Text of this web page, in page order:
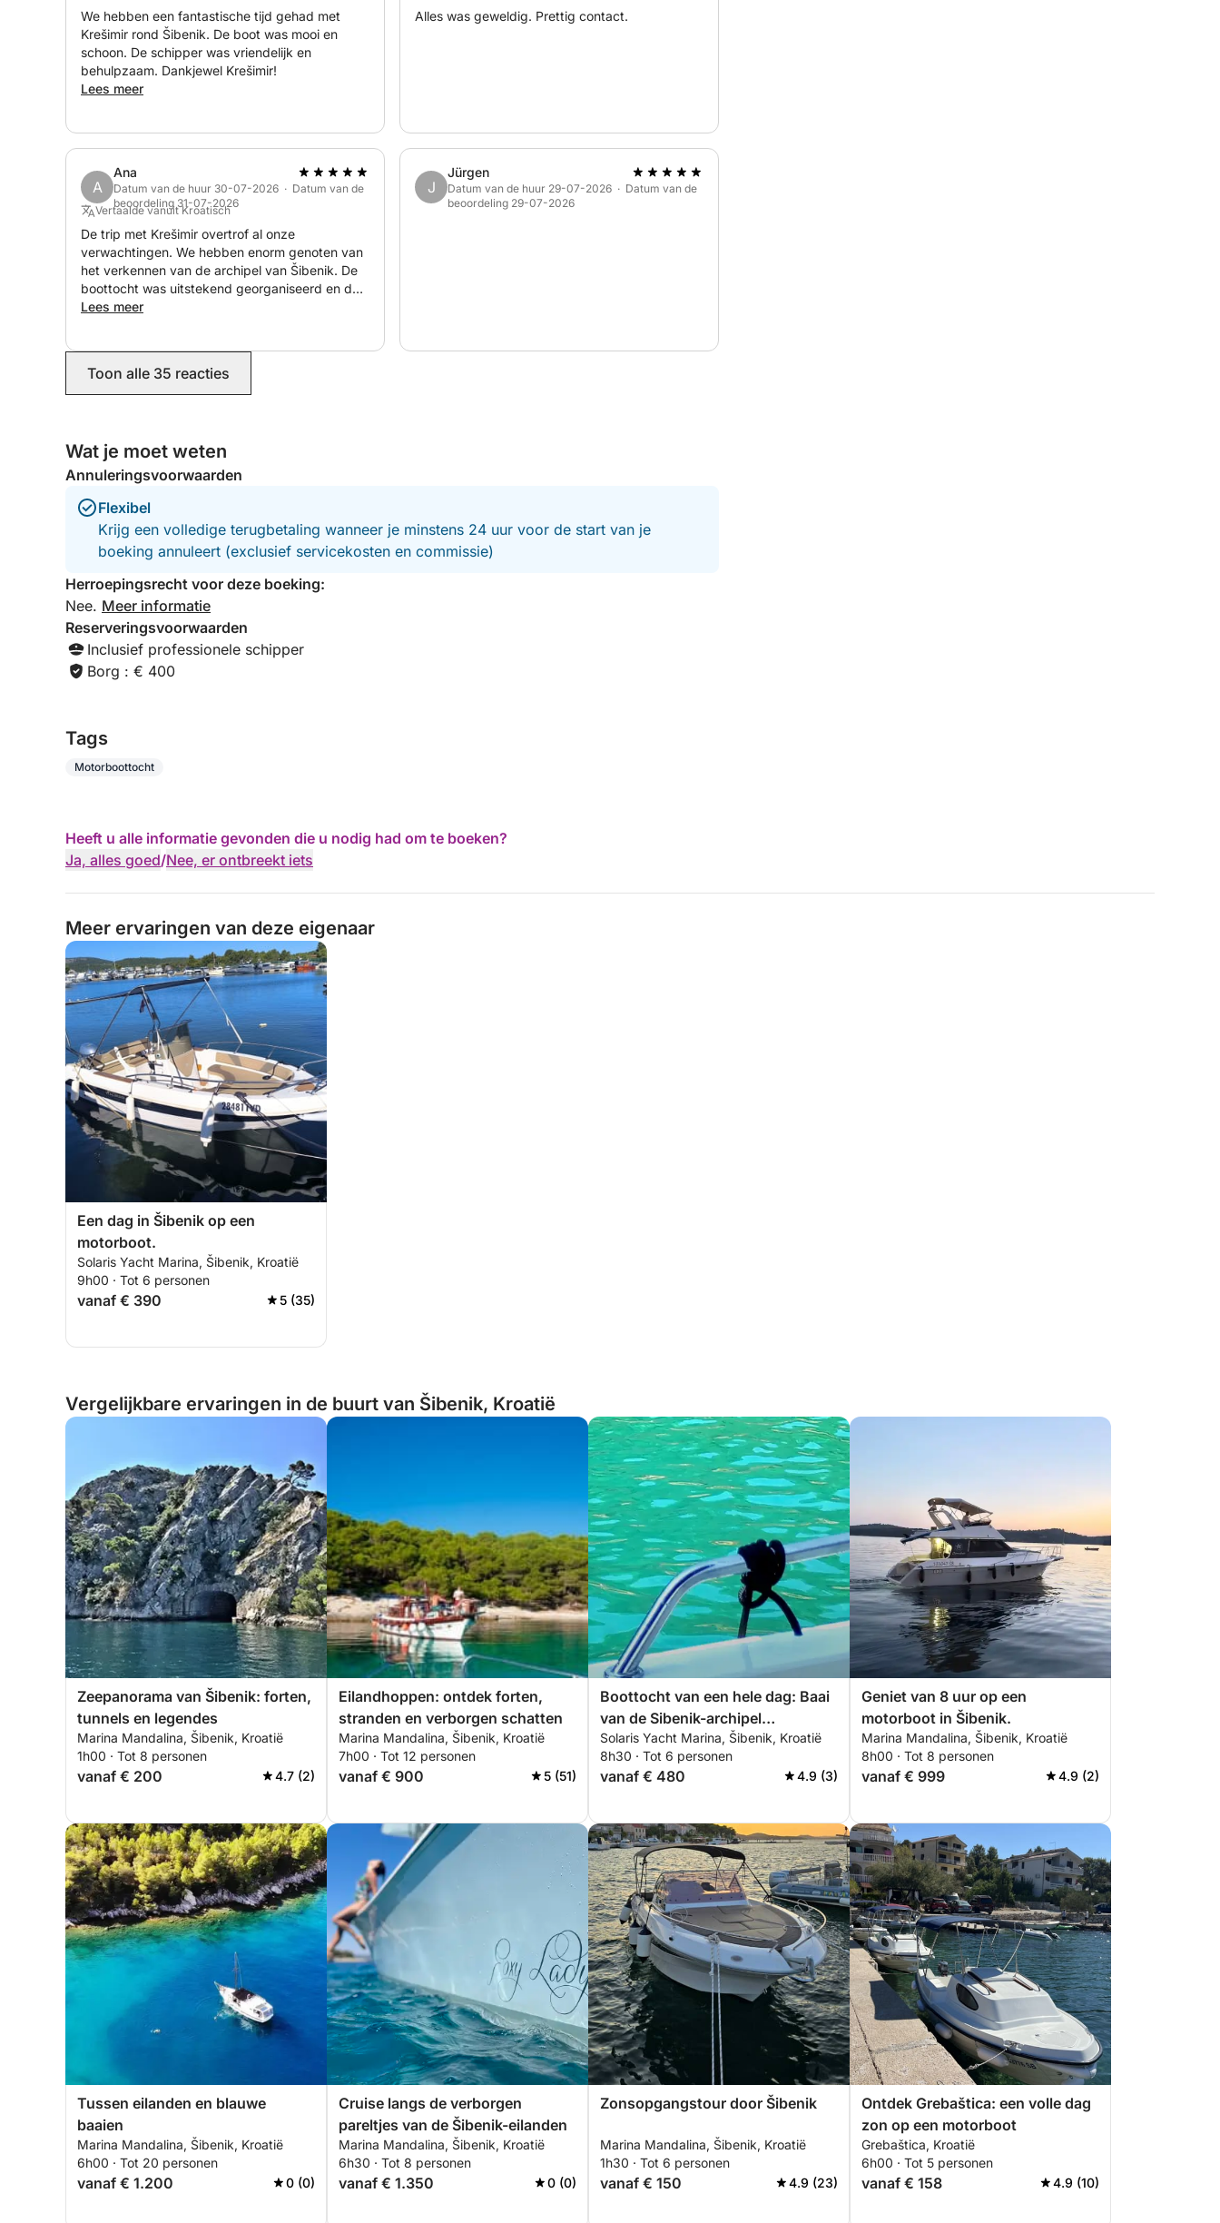
We hebben een fantastische tijd gehad met
Krešimir rond Šibenik. De boot was mooi en
schoon. De schipper was vriendelijk en
behulpzaam. Dankjewel Krešimir!
Lees meer
Alles was geweldig. Prettig contact.
A
Ana
Datum van de huur 30-07-2026 · Datum van de
beoordeling 31-07-2026
Vertaalde vanuit Kroatisch
De trip met Krešimir overtrof al onze
verwachtingen. We hebben enorm genoten van
het verkennen van de archipel van Šibenik. De
boottocht was uitstekend georganiseerd en de
boot was schoon, comfortabel en perfect om te
onvergetelijk.
Lees meer
J
Jürgen
Datum van de huur 29-07-2026 · Datum van de
beoordeling 29-07-2026
Toon alle 35 reacties
Wat je moet weten
Annuleringsvoorwaarden
Flexibel
Krijg een volledige terugbetaling wanneer je minstens 24 uur voor de start van je
boeking annuleert (exclusief servicekosten en commissie)
Herroepingsrecht voor deze boeking:
Nee. Meer informatie
Reserveringsvoorwaarden
Inclusief professionele schipper
Borg : € 400
Tags
Motorboottocht
Heeft u alle informatie gevonden die u nodig had om te boeken?
Ja, alles goed/Nee, er ontbreekt iets
Meer ervaringen van deze eigenaar
Een dag in Šibenik op een
motorboot.
Solaris Yacht Marina, Šibenik, Kroatië
9h00 · Tot 6 personen
vanaf € 390 5 (35)
Vergelijkbare ervaringen in de buurt van Šibenik, Kroatië
Zeepanorama van Šibenik: forten,
tunnels en legendes
Marina Mandalina, Šibenik, Kroatië
1h00 · Tot 8 personen
vanaf € 200 4.7 (2)
Eilandhoppen: ontdek forten,
stranden en verborgen schatten
Marina Mandalina, Šibenik, Kroatië
7h00 · Tot 12 personen
vanaf € 900 5 (51)
Boottocht van een hele dag: Baai
van de Sibenik-archipel
"Zwemmen, snorkelen, suppen"
met lunch of diner in een lokale
taverne
Solaris Yacht Marina, Šibenik, Kroatië
8h30 · Tot 6 personen
vanaf € 480 4.9 (3)
Geniet van 8 uur op een
motorboot in Šibenik.
Marina Mandalina, Šibenik, Kroatië
8h00 · Tot 8 personen
vanaf € 999 4.9 (2)
Tussen eilanden en blauwe
baaien
Marina Mandalina, Šibenik, Kroatië
6h00 · Tot 20 personen
vanaf € 1.200 0 (0)
Cruise langs de verborgen
pareltjes van de Šibenik-eilanden
Marina Mandalina, Šibenik, Kroatië
6h30 · Tot 8 personen
vanaf € 1.350 0 (0)
Zonsopgangstour door Šibenik
Marina Mandalina, Šibenik, Kroatië
1h30 · Tot 6 personen
vanaf € 150 4.9 (23)
Ontdek Grebaštica: een volle dag
zon op een motorboot
Grebaštica, Kroatië
6h00 · Tot 5 personen
vanaf € 158 4.9 (10)